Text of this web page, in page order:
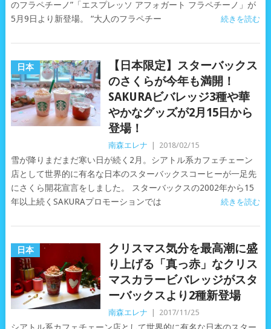
のフラペチーノ”「エスプレッソ アフォガート フラペチーノ」が
5月9日より新登場。 “大人のフラペチー
続きを読む
日本
【日本限定】スターバックス
のさくらが今年も満開！
SAKURAビバレッジ3種や華
やかなグッズが2月15日から
登場！
南森エレナ 2018/02/15
雪が降りまだまだ寒い日が続く2月。シアトル系カフェチェーン
店として世界的に有名な日本のスターバックスコーヒーが一足先
にさくら開花宣言をしました。 スターバックスの2002年から15
年以上続くSAKURAプロモーションでは
続きを読む
日本
クリスマス気分を最高潮に盛
り上げる「真っ赤」なクリス
マスカラービバレッジがスタ
ーバックスより2種新登場
南森エレナ 2017/11/25